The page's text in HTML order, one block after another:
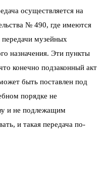
осуществляется на
№ 490, где имеются
музейных
назначения. Эти пункты
конечно подзаконный акт
быть поставлен под
порядке не
и не подлежащим
и такая передача по-